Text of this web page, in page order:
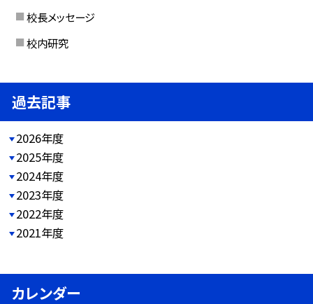
校長メッセージ
校内研究
過去記事
2026年度
2025年度
2024年度
2023年度
2022年度
2021年度
カレンダー